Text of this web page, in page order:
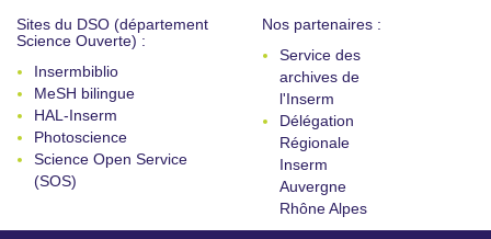
Sites du DSO (département
Science Ouverte) :
Insermbiblio
MeSH bilingue
HAL-Inserm
Photoscience
Science Open Service
(SOS)
Nos partenaires :
Service des
archives de
l'Inserm
Délégation
Régionale
Inserm
Auvergne
Rhône Alpes